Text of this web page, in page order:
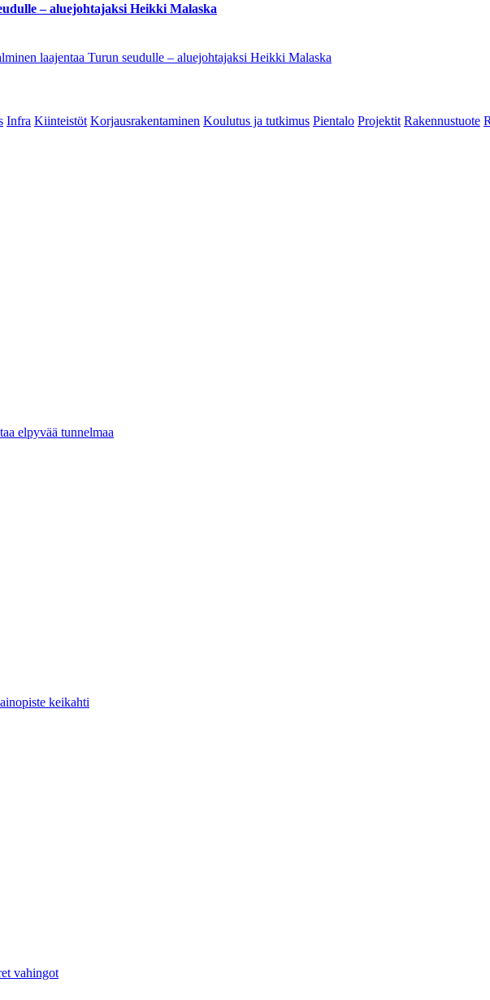
– aluejohtajaksi Heikki Malaska
laajentaa Turun seudulle – aluejohtajaksi Heikki Malaska
Infra Kiinteistöt Korjausrakentaminen Koulutus ja tutkimus Pientalo Projektit Rakennustuote
elpyvää tunnelmaa
keikahti
vahingot